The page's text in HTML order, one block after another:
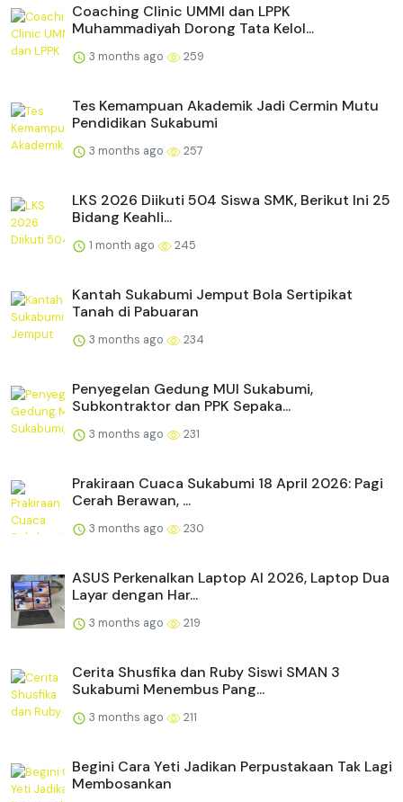
Coaching Clinic UMMI dan LPPK
Muhammadiyah Dorong Tata Kelol...
3 months ago 259
Tes Kemampuan Akademik Jadi Cermin Mutu
Pendidikan Sukabumi
3 months ago 257
LKS 2026 Diikuti 504 Siswa SMK, Berikut Ini 25
Bidang Keahli...
1 month ago 245
Kantah Sukabumi Jemput Bola Sertipikat
Tanah di Pabuaran
3 months ago 234
Penyegelan Gedung MUI Sukabumi,
Subkontraktor dan PPK Sepaka...
3 months ago 231
Prakiraan Cuaca Sukabumi 18 April 2026: Pagi
Cerah Berawan, ...
3 months ago 230
ASUS Perkenalkan Laptop AI 2026, Laptop Dua
Layar dengan Har...
3 months ago 219
Cerita Shusfika dan Ruby Siswi SMAN 3
Sukabumi Menembus Pang...
3 months ago 211
Begini Cara Yeti Jadikan Perpustakaan Tak Lagi
Membosankan